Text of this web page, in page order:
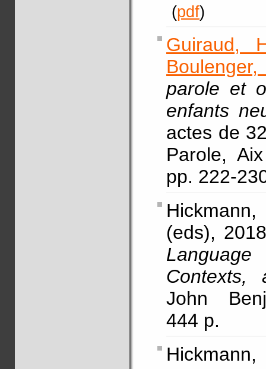
(pdf)
Guiraud,
parole et
enfants
actes de
Parole,
pp. 222-
(eds),
Contexts,
John
444 p.